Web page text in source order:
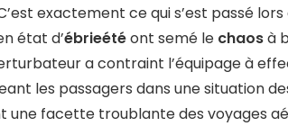
exactement ce qui s’est passé lors
état d’ébrieétéont semé le chaosà
a contraint l’équipage à
les passagers dans une situation
facette troublante des voyages